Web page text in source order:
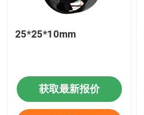
25*25*10mm
获取最新报价